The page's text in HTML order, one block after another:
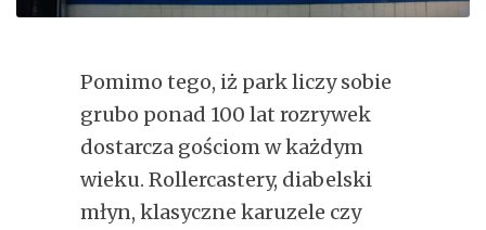
Pomimo tego, iż park liczy sobie
grubo ponad 100 lat rozrywek
dostarcza gościom w każdym
wieku. Rollercastery, diabelski
młyn, klasyczne karuzele czy